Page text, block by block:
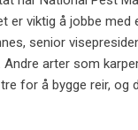
viktig å jobbe med
senior
arter som
for å bygge reir, og